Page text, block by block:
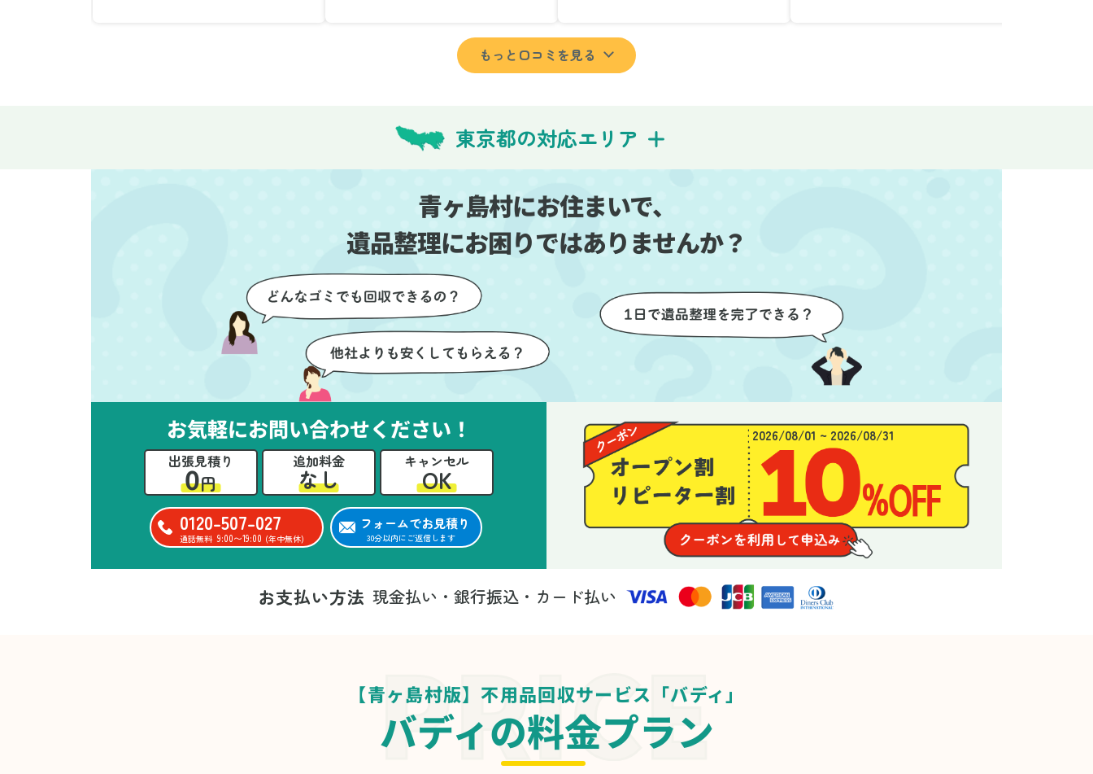
の力を実感しました。
す。家族それぞれが必要なもの
を確認しながら進めることがで
き、安心感を持って作業をお任
せできました。さらに、作業終
了後には部屋全体を清掃してい
ただき、まるで新しい家のよう
な清潔感に感動しました。
いものが多かったのですが、手
際よく対応していただき驚きま
ださり、作業の流れや注意点を
しっかり説明していただけたの
で、こちらも安心感を持って作
業を見守ることができました。
運び出しの際も、壁や床を傷つ
けないように細心の注意を払っ
ていただき、家全体がスムーズ
に片付いていくのがとても嬉し
かったです。作業が終わった後
には、こちらからお願いしなく
ても部屋を簡単に清掃していた
だけたのも好印象でした。
さらに、分別の仕方やリサイク
ル可能なものについても教えて
いただき、今後の片付けにも役
立つ知識が増えました。また何
かあれば、ぜひお願いしたいと
思っています。心のこもったサ
ービスをありがとうございまし
じてくださり、次回もぜひお願
いしたいと思いました。
特に、自分では持ち運べない重
業を終えることができました。
事前に見積もりを取った時の価
格がそのままだったので、追加
費用を気にする必要もなく安心
できました。引っ越し後の片付
けが想像以上に早く終わり、新
とができました。
ぐに相談に乗ってくださり、一
良かったと思います。
もっと口コミを見る
東京都の対応エリア
青ヶ島村にお住まいで、
遺品整理にお困りではありませんか？
お気軽にお問い合わせください！
出張見積り
0円
追加料金
なし
キャンセル
OK
0120-507-027
通話無料 9:00〜19:00 (年中無休)
フォームでお見積り
30分以内にご返信します
2026/08/01 ~ 2026/08/31
お支払い方法 現金払い・銀行振込・カード払い
【青ヶ島村版】不用品回収サービス「バディ」
バディの料金プラン